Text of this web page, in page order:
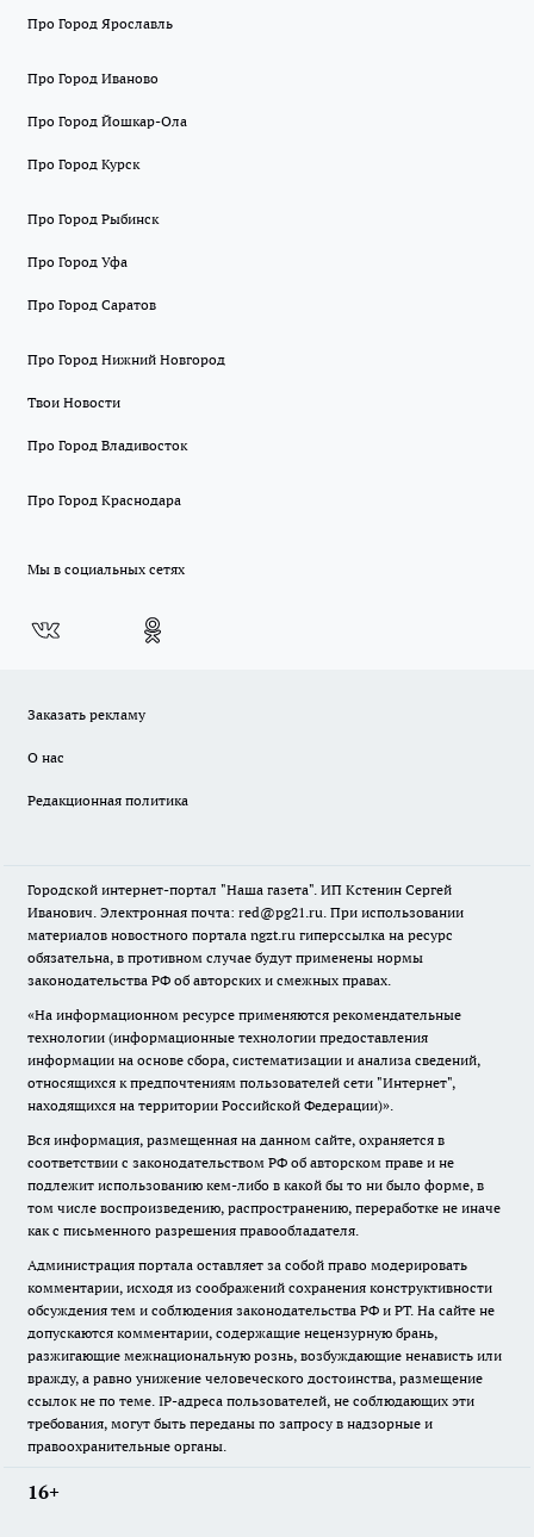
Про Город Ярославль
Про Город Иваново
Про Город Йошкар-Ола
Про Город Курск
Про Город Рыбинск
Про Город Уфа
Про Город Саратов
Про Город Нижний Новгород
Твои Новости
Про Город Владивосток
Про Город Краснодара
Мы в социальных сетях
Заказать рекламу
О нас
Редакционная политика
Городской интернет-портал "Наша газета". ИП Кстенин Сергей
Иванович. Электронная почта: red@pg21.ru. При использовании
материалов новостного портала ngzt.ru гиперссылка на ресурс
обязательна, в противном случае будут применены нормы
законодательства РФ об авторских и смежных правах.
«На информационном ресурсе применяются рекомендательные
технологии (информационные технологии предоставления
информации на основе сбора, систематизации и анализа сведений,
относящихся к предпочтениям пользователей сети "Интернет",
находящихся на территории Российской Федерации)».
Вся информация, размещенная на данном сайте, охраняется в
соответствии с законодательством РФ об авторском праве и не
подлежит использованию кем-либо в какой бы то ни было форме, в
том числе воспроизведению, распространению, переработке не иначе
как с письменного разрешения правообладателя.
Администрация портала оставляет за собой право модерировать
комментарии, исходя из соображений сохранения конструктивности
обсуждения тем и соблюдения законодательства РФ и РТ. На сайте не
допускаются комментарии, содержащие нецензурную брань,
разжигающие межнациональную рознь, возбуждающие ненависть или
вражду, а равно унижение человеческого достоинства, размещение
ссылок не по теме. IP-адреса пользователей, не соблюдающих эти
требования, могут быть переданы по запросу в надзорные и
правоохранительные органы.
16+